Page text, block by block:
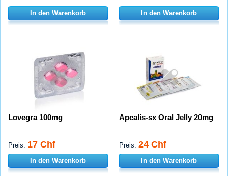
In den Warenkorb In den Warenkorb
Lovegra 100mg
Preis: 17 Chf
In den Warenkorb
Apcalis-sx Oral Jelly 20mg
Preis: 24 Chf
In den Warenkorb